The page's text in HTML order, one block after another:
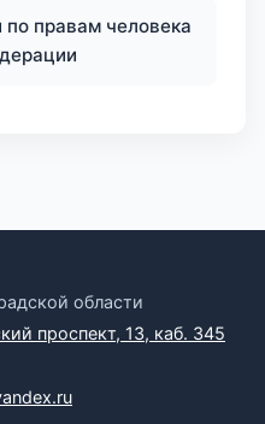
правам человека
области
проспект, 13, каб. 345